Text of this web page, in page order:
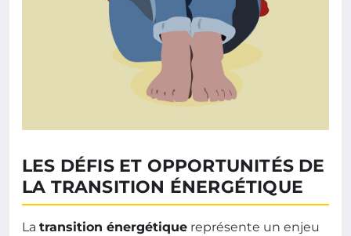
LES DÉFIS ET OPPORTUNITÉS DE
LA TRANSITION ÉNERGÉTIQUE
La transition énergétique représente un enjeu